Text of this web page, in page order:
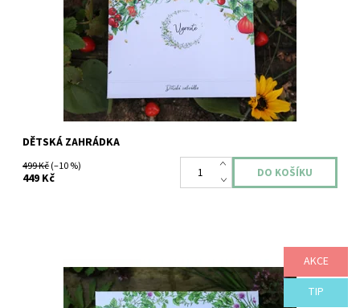
DĚTSKÁ ZAHRÁDKA
499 Kč(–10 %)
449 Kč
AKCE
TIP
Nyní VĚTŠÍ! Nejoblíbenější semínková kolekce VYROSTE nyní
rozšířená o další oblíbené bylinky!
Dostupnost:
Skladem